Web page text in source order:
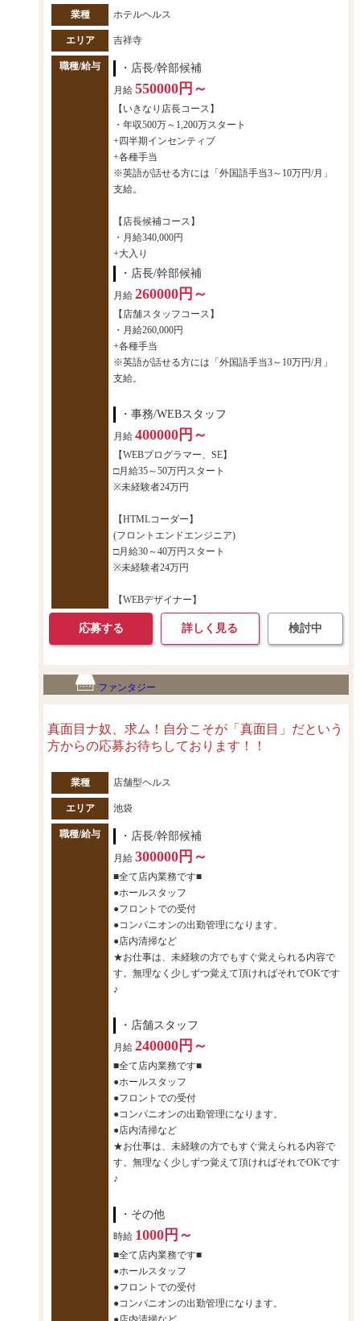
業種 ホテルヘルス
エリア 吉祥寺
職種/給与 ・店長/幹部候補
月給 550000円～
【いきなり店長コース】
・年収500万～1,200万スタート
+四半期インセンティブ
+各種手当
※英語が話せる方には「外国語手当3～10万円/月」
支給。
【店長候補コース】
・月給340,000円
+大入り
・店長/幹部候補
月給 260000円～
【店舗スタッフコース】
・月給260,000円
+各種手当
※英語が話せる方には「外国語手当3～10万円/月」
支給。
・事務/WEBスタッフ
月給 400000円～
【WEBプログラマー、SE】
□月給35～50万円スタート
※未経験者24万円
【HTMLコーダー】
(フロントエンドエンジニア)
□月給30～40万円スタート
※未経験者24万円
【WEBデザイナー】
応募する 詳しく見る 検討中
ファンタジー
真面目ナ奴、求ム！自分こそが「真面目」だという
方からの応募お待ちしております！！
業種 店舗型ヘルス
エリア 池袋
職種/給与 ・店長/幹部候補
月給 300000円～
■全て店内業務です■
●ホールスタッフ
●フロントでの受付
●コンパニオンの出勤管理になります。
●店内清掃など
★お仕事は、未経験の方でもすぐ覚えられる内容で
す。無理なく少しずつ覚えて頂ければそれでOKです
♪
・店舗スタッフ
月給 240000円～
■全て店内業務です■
●ホールスタッフ
●フロントでの受付
●コンパニオンの出勤管理になります。
●店内清掃など
★お仕事は、未経験の方でもすぐ覚えられる内容で
す。無理なく少しずつ覚えて頂ければそれでOKです
♪
・その他
時給 1000円～
■全て店内業務です■
●ホールスタッフ
●フロントでの受付
●コンパニオンの出勤管理になります。